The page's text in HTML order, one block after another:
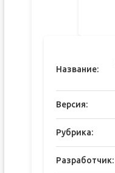
Название:
Версия:
Рубрика:
Разработчик: